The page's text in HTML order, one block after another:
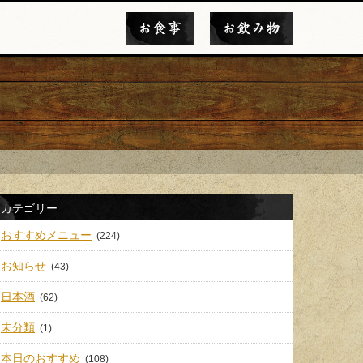
お食事 お飲み物
カテゴリー
おすすめメニュー (224)
お知らせ (43)
日本酒 (62)
未分類 (1)
本日のおすすめ (108)